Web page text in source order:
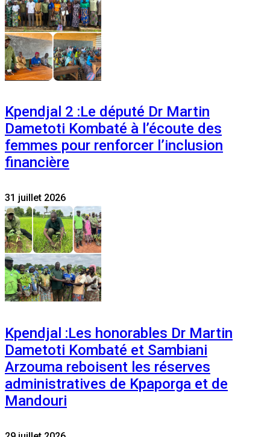
Kpendjal 2 :Le député Dr Martin
Dametoti Kombaté à l’écoute des
femmes pour renforcer l’inclusion
financière
31 juillet 2026
Kpendjal :Les honorables Dr Martin
Dametoti Kombaté et Sambiani
Arzouma reboisent les réserves
administratives de Kpaporga et de
Mandouri